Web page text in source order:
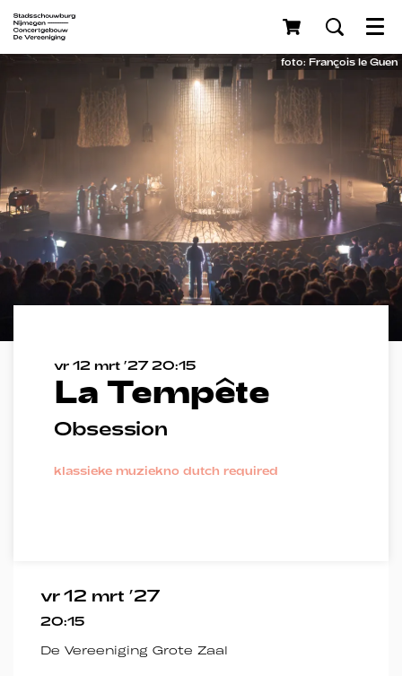
Menu
foto: François le Guen
La Tempête
Obsession
vr 12 mrt ’2720:15
klassieke muziekno dutch required
vr 12 mrt ’27
20:15
De Vereeniging Grote Zaal